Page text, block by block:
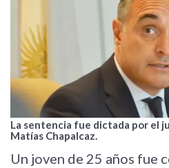
La sentencia fue dictada por el
Matías Chapalcaz.
Un joven de 25 años fue